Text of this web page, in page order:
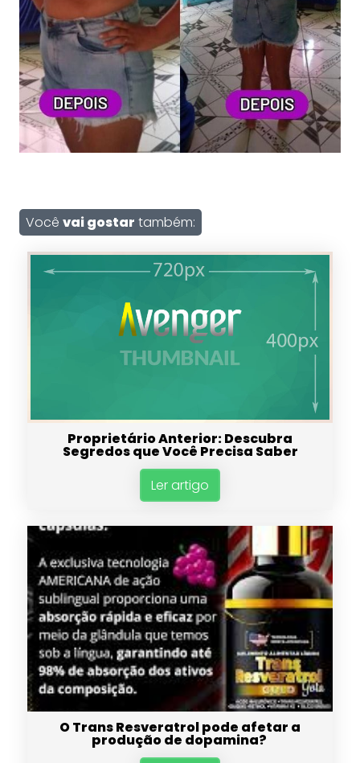
Você vai gostar também:
Proprietário Anterior: Descubra
Segredos que Você Precisa Saber
Ler artigo
O Trans Resveratrol pode afetar a
produção de dopamina?